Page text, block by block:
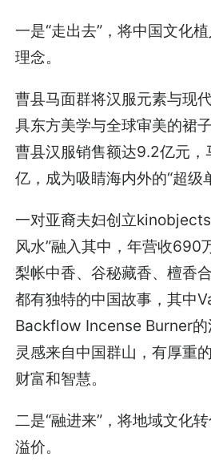
一是“走出去”，将中国文化
理念。
曹县马面群将汉服元素与现
具东方美学与全球审美的裙
曹县汉服销售额达9.2亿元
亿，成为吸睛海内外的“超级
一对亚裔夫妇创立kinobjects
风水”融入其中，年营收690
梨帐中香、谷秘藏香、檀香
都有独特的中国故事，其中
Backflow Incense Burner的
灵感来自中国群山，有厚重
财富和智慧。
二是“融进来”，将地域文化
溢价。